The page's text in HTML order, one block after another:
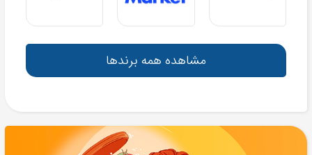
مشاهده همه برندها